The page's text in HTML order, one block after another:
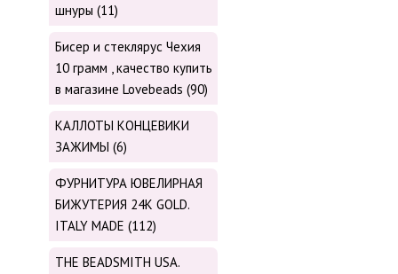
шнуры (11)
Бисер и стеклярус Чехия
10 грамм , качество купить
в магазине Lovebeads (90)
КАЛЛОТЫ КОНЦЕВИКИ
ЗАЖИМЫ (6)
ФУРНИТУРА ЮВЕЛИРНАЯ
БИЖУТЕРИЯ 24К GOLD.
ITALY MADE (112)
THE BEADSMITH USA.